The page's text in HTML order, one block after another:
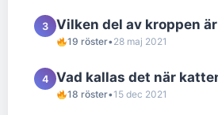
3 Vilken del av kroppen
19 röster•28 maj 2021
4 Vad kallas det när
18 röster•15 dec 2021